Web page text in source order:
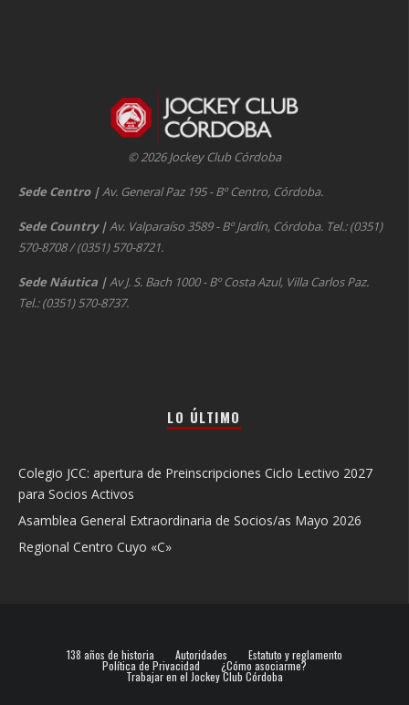
© 2026 Jockey Club Córdoba
Sede Centro |Av. General Paz 195 - Bº Centro, Córdoba.
Sede Country |Av. Valparaíso 3589 - Bº Jardín, Córdoba. Tel.: (0351)
570-8708 / (0351) 570-8721.
Sede Náutica |Av J. S. Bach 1000 - Bº Costa Azul, Villa Carlos Paz.
Tel.: (0351) 570-8737.
LO ÚLTIMO
Colegio JCC: apertura de Preinscripciones Ciclo Lectivo 2027
para Socios Activos
Asamblea General Extraordinaria de Socios/as Mayo 2026
Regional Centro Cuyo «C»
138 años de historia Autoridades Estatuto y reglamento
Política de Privacidad ¿Cómo asociarme?
Trabajar en el Jockey Club Córdoba